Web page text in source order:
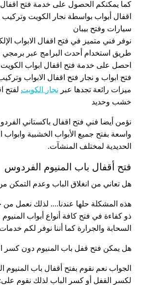
كما يمكنكم الحصول على خدمة فتح اقفال
اقفال أبواب بواسطة نجار الكويت وتركيب
سيارات وفتح بيبان
نوفر فني متميز في فتح اقفال الابواب
طريق استخدام أحدث البرامج عبر برمجي
احصل على خدمة فتح اقفال ابواب الكويت
فتح ابواب و نجار فتح اقفال الابواب
ميزات رائعة تجدها عبر نجار الكويت لفتح
خشب وحديد
نؤمن أيضا فني فتح اقفال باكستاني
واسعة بفتح جميع الأبواب الخشبية وابواب
الحديدية لمختلف المنشآت.
فتح أقفال باب المنيوم الفردوس
هل تعاني من انغلاق الباب وعدم التمكن
هذه المشكلة حلها عندنا…. لذلك نعمل من
ذو كفاءة في فتح كافة أنواع أبواب المنيوم
السحابة والجرارة كما أننا نوفر لكم
هل يمكن فتح قفل باب المنيوم دون كسر
الجواب نعم نقوم بفتح أقفال باب المنيوم
لكسر القفل أو كسر الباب لذلك نقوم على: